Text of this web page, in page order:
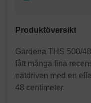
Produktöversikt
Gardena THS 500/
fått många fina
nätdriven med en
48 centimeter.